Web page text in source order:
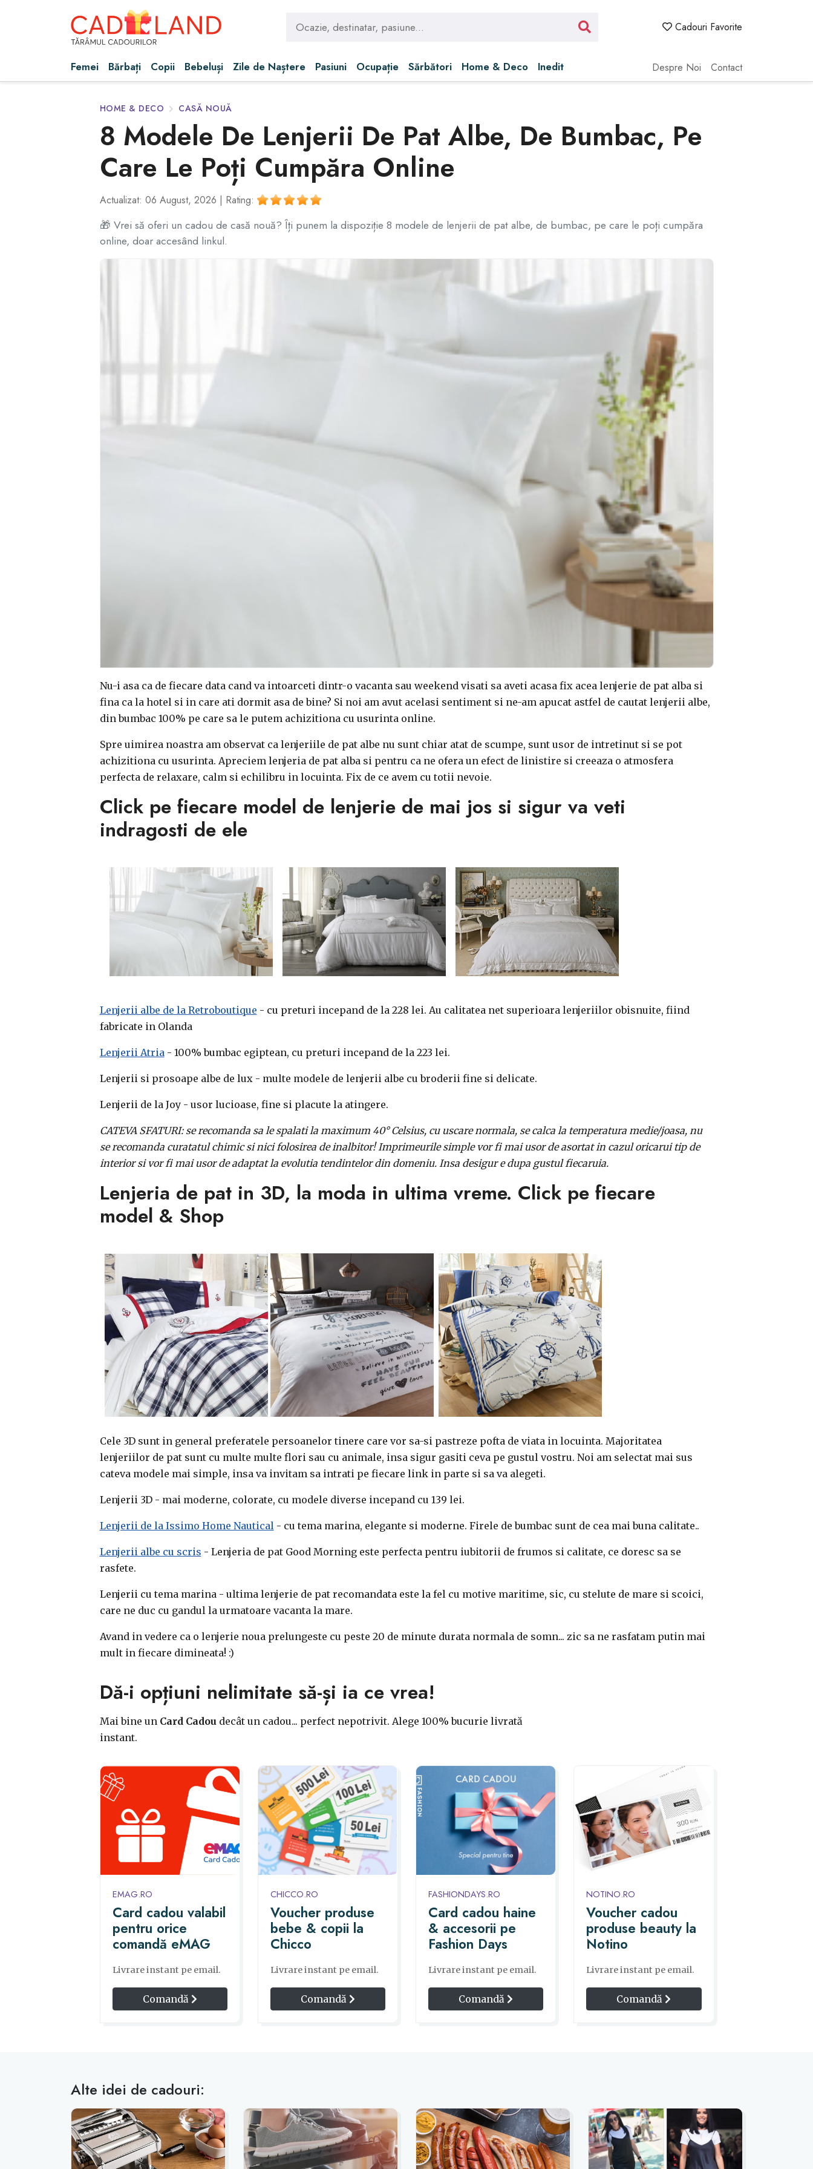
Cadouri Favorite
Femei Bărbați Copii Bebeluși Zile de Naștere Pasiuni Ocupație Sărbători Home & Deco Inedit Despre Noi Contact
HOME & DECO CASĂ NOUĂ
8 Modele De Lenjerii De Pat Albe, De Bumbac, Pe
Care Le Poți Cumpăra Online
Actualizat: 06 August, 2026 | Rating:
🎁 Vrei să oferi un cadou de casă nouă? Îți punem la dispoziție 8 modele de lenjerii de pat albe, de bumbac, pe care le poți cumpăra
online, doar accesând linkul.
Nu-i asa ca de fiecare data cand va intoarceti dintr-o vacanta sau weekend visati sa aveti acasa fix acea lenjerie de pat alba si
fina ca la hotel si in care ati dormit asa de bine? Si noi am avut acelasi sentiment si ne-am apucat astfel de cautatlenjerii albe,
din bumbac 100% pe care sa le putem achizitiona cu usurinta online.
Spre uimirea noastra am observat ca lenjeriile de pat albe nu sunt chiar atat de scumpe, sunt usor de intretinut si se pot
achizitiona cu usurinta. Apreciem lenjeria de pat alba si pentru ca ne ofera un efect de linistire si creeaza o atmosfera
perfecta de relaxare, calm si echilibru in locuinta. Fix de ce avem cu totii nevoie.
Click pe fiecare model de lenjerie de mai jos si sigur va veti
indragosti de ele
Lenjerii albe de la Retroboutique - cu preturi incepand de la 228 lei. Au calitatea net superioara lenjeriilor obisnuite, fiind
fabricate in Olanda
Lenjerii Atria- 100% bumbac egiptean, cu preturi incepand de la 223 lei.
Lenjerii si prosoape albe de lux - multe modele de lenjerii albe cu broderii fine si delicate.
Lenjerii de la Joy - usor lucioase, fine si placute la atingere.
CATEVA SFATURI: se recomanda sa le spalati la maximum 40° Celsius, cu uscare normala, se calca la temperatura medie/joasa, nu
se recomanda curatatul chimic si nici folosirea de inalbitor! Imprimeurile simple vor fi mai usor de asortat in cazul oricarui tip de
interior si vor fi mai usor de adaptat la evolutia tendintelor din domeniu. Insa desigur e dupa gustul fiecaruia.
Lenjeria de pat in 3D, la moda in ultima vreme. Click pe fiecare
model & Shop
Cele 3D sunt in general preferatele persoanelor tinere care vor sa-si pastreze pofta de viata in locuinta. Majoritatea
lenjeriilor de pat sunt cu multe multe flori sau cu animale, insa sigur gasiti ceva pe gustul vostru. Noi am selectat mai sus
cateva modele mai simple, insa va invitam sa intrati pe fiecare link in parte si sa va alegeti.
Lenjerii 3D - mai moderne, colorate, cu modele diverse incepand cu 139 lei.
Lenjerii de la Issimo Home Nautical- cu tema marina, elegante si moderne. Firele de bumbac sunt de cea mai buna calitate..
Lenjerii albe cu scris - Lenjeria de pat Good Morning este perfecta pentru iubitorii de frumos si calitate, ce doresc sa se
rasfete.
Lenjerii cu tema marina - ultima lenjerie de pat recomandata este la fel cu motive maritime, sic, cu stelute de mare si scoici,
care ne duc cu gandul la urmatoare vacanta la mare.
Avand in vedere ca o lenjerie noua prelungeste cu peste 20 de minute durata normala de somn... zic sa ne rasfatam putin mai
mult in fiecare dimineata! :)
Dă-i opțiuni nelimitate să-și ia ce vrea!
Mai bine un Card Cadoudecât un cadou... perfect nepotrivit. Alege 100% bucurie livrată
instant.
EMAG.RO
Card cadou valabil
pentru orice
comandă eMAG
Livrare instant pe email.
Comandă
CHICCO.RO
Voucher produse
bebe & copii la
Chicco
Livrare instant pe email.
Comandă
FASHIONDAYS.RO
Card cadou haine
& accesorii pe
Fashion Days
Livrare instant pe email.
Comandă
NOTINO.RO
Voucher cadou
produse beauty la
Notino
Livrare instant pe email.
Comandă
Alte idei de cadouri: